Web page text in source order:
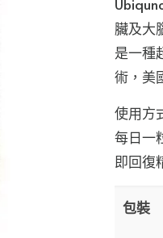
臟及大
是一種
術，美
使用方
每日一
即回復
包裝